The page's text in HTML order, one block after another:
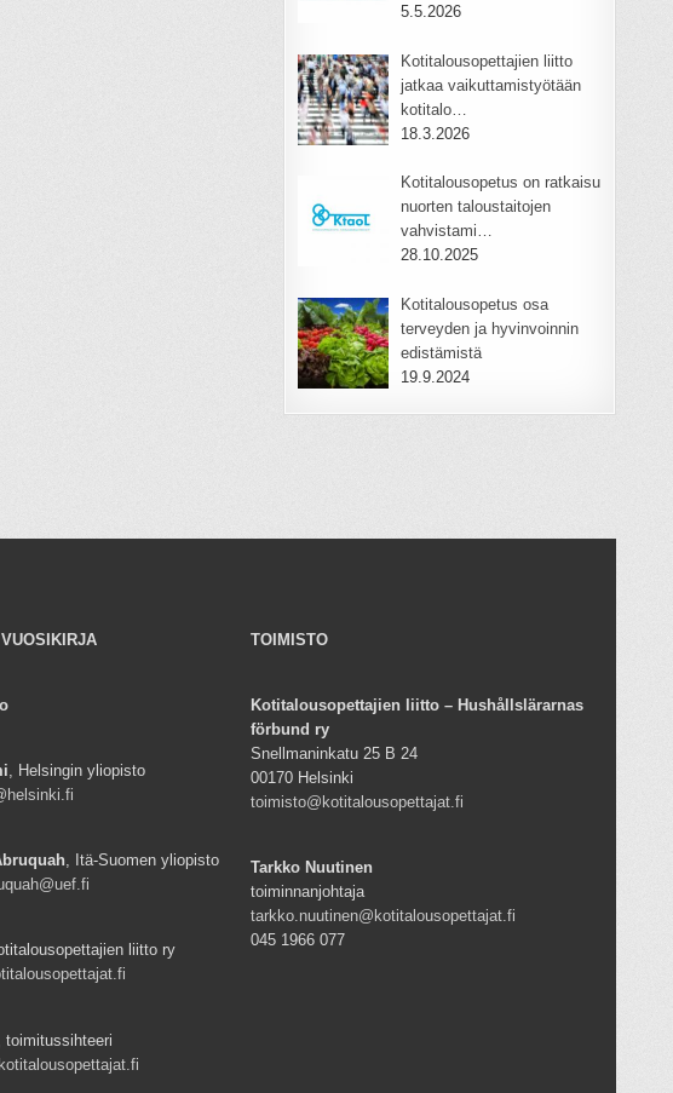
5.5.2026
Kotitalousopettajien liitto
jatkaa vaikuttamistyötään
kotitalo…
18.3.2026
Kotitalousopetus on ratkaisu
nuorten taloustaitojen
vahvistami…
28.10.2025
Kotitalousopetus osa
terveyden ja hyvinvoinnin
edistämistä
19.9.2024
, Helsingin yliopisto
, Itä-Suomen yliopisto
liitto ry
, toimitussihteeri
TOIMISTO
Kotitalousopettajien liitto – Hushållslärarnas
förbund ry
Snellmaninkatu 25 B 24
00170 Helsinki
toimisto@kotitalousopettajat.fi
Tarkko Nuutinen
toiminnanjohtaja
tarkko.nuutinen@kotitalousopettajat.fi
045 1966 077